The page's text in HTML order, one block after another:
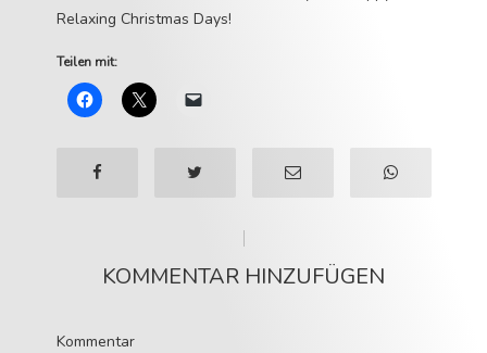
Relaxing Christmas Days!
Teilen mit:
KOMMENTAR HINZUFÜGEN
Kommentar